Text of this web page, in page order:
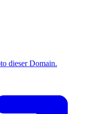
dieser Domain.